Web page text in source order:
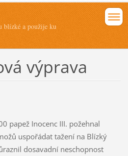
blízké a použije ku
výprava
papež Inocenc III. požehnal
uspořádat tažení na Blízký
dosavadní neschopnost